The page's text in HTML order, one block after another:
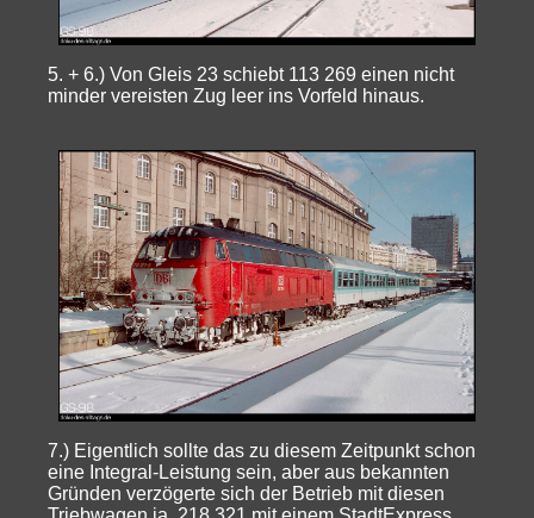
5. + 6.) Von Gleis 23 schiebt 113 269 einen nicht
minder vereisten Zug leer ins Vorfeld hinaus.
7.) Eigentlich sollte das zu diesem Zeitpunkt schon
eine Integral-Leistung sein, aber aus bekannten
Gründen verzögerte sich der Betrieb mit diesen